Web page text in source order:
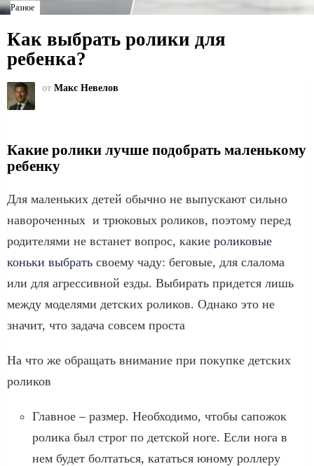
Разное
Как выбрать ролики для
ребенка?
от Макс Невелов
Какие ролики лучше подобрать маленькому
ребенку
Для маленьких детей обычно не выпускают сильно
навороченных и трюковых роликов, поэтому перед
родителями не встанет вопрос, какие роликовые
коньки выбрать своему чаду: беговые, для слалома
или для агрессивной езды. Выбирать придется лишь
между моделями детских роликов. Однако это не
значит, что задача совсем проста
На что же обращать внимание при покупке детских
роликов
Главное – размер. Необходимо, чтобы сапожок
ролика был строг по детской ноге. Если нога в
нем будет болтаться, кататься юному роллеру